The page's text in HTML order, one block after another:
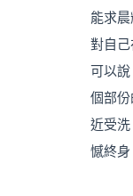
能求
對自
可以
個部
近受
憾終